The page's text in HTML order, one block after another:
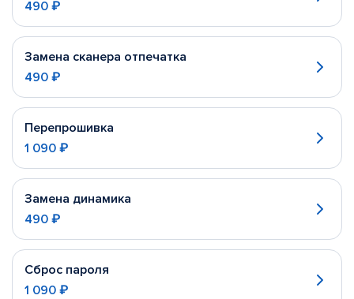
490 ₽
Замена сканера отпечатка
490 ₽
Перепрошивка
1 090 ₽
Замена динамика
490 ₽
Сброс пароля
1 090 ₽